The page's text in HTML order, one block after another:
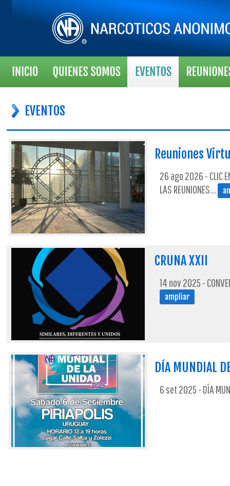
EVENTOS
Reuniones
26 ago 2026 - CLIC
LAS REUNIONES...
CRUNA XXII
14 nov 2025 -
ampliar
DÍA MUNDIAL
6 set 2025 - DÍA